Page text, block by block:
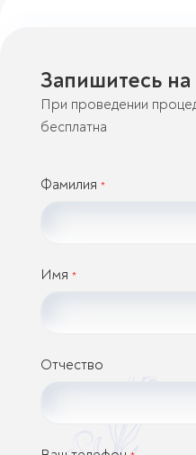
Запишитесь
При проведении
бесплатна
Фамилия *
Имя *
Отчество